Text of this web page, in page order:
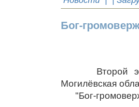
Бог-
Второй этап
Могилёвская
"Бог-